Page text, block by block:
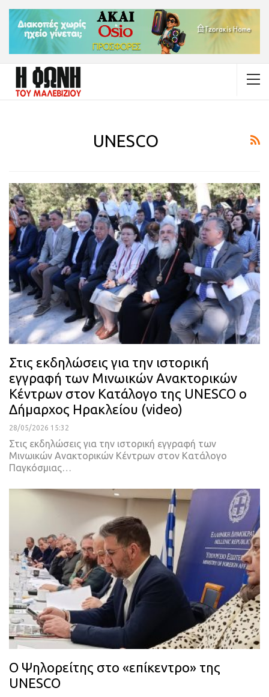
UNESCO
Στις εκδηλώσεις για την ιστορική
εγγραφή των Μινωικών Ανακτορικών
Κέντρων στον Κατάλογο της UNESCO ο
Δήμαρχος Ηρακλείου (video)
28/05/2026 15:32
Στις εκδηλώσεις για την ιστορική εγγραφή των
Μινωικών Ανακτορικών Κέντρων στον Κατάλογο
Παγκόσμιας…
Ο Ψηλορείτης στο «επίκεντρο» της
UNESCO